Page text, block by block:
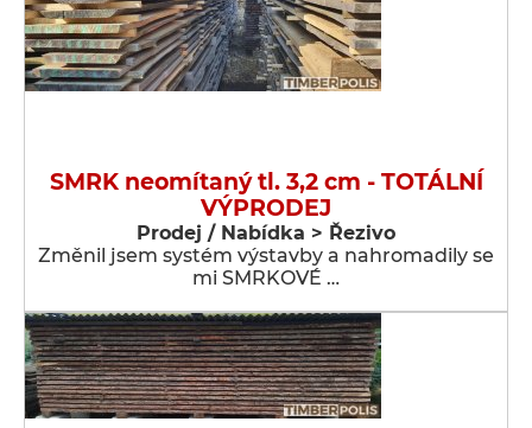
SMRK neomítaný tl. 3,2 cm - TOTÁLNÍ
VÝPRODEJ
Prodej / Nabídka > Řezivo
Změnil jsem systém výstavby a nahromadily se
mi SMRKOVÉ …